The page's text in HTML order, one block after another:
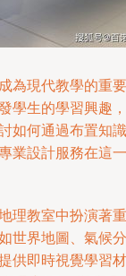
為現代教學的重要
學生的學習興趣，
如何通過布置知識
業設計服務在這一
理教室中扮演著重
世界地圖、氣候分
供即時視覺學習材